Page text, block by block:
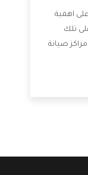
اهمية
تلك
صيانة
ازعاج